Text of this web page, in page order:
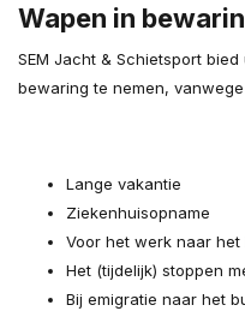
Wapen in
SEM Jacht & Schietsport
bewaring te nemen,
Lange vakantie
Ziekenhuisopname
Voor het werk naar het
Het (tijdelijk) stoppen
Bij emigratie naar het